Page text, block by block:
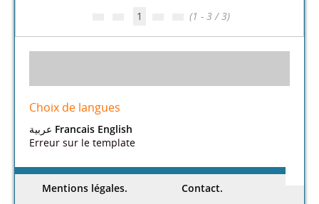
Jean-Pierre Wauquier , Directeur de publication
Publications de l'Institut
français du pétrole, ISSN 1637-1313|1998
Suggerer acquisition
Demande de reservation
Empruntable